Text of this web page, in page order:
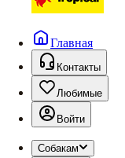
Главная
Контакты
Любимые
Войти
Собакам